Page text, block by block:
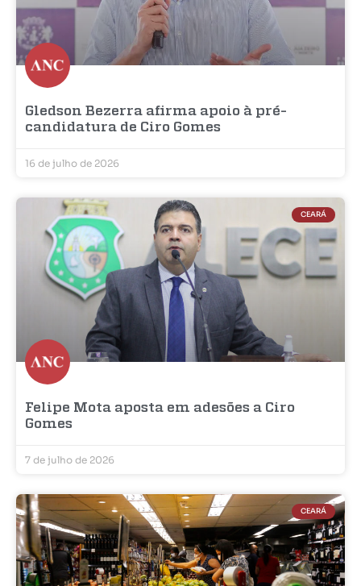
Gledson Bezerra afirma apoio à pré-
candidatura de Ciro Gomes
16 de julho de 2026
CEARÁ
Felipe Mota aposta em adesões a Ciro
Gomes
7 de julho de 2026
CEARÁ